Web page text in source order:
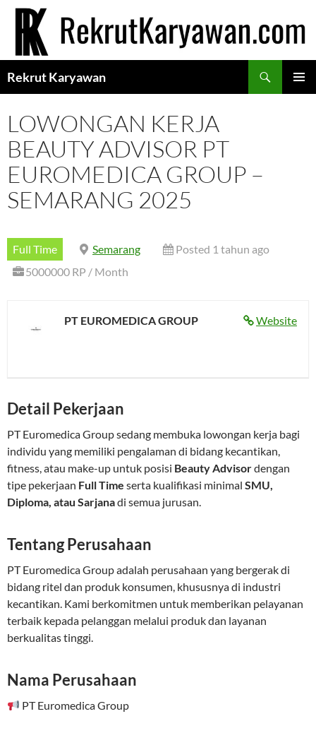
Langsung
Rekrut Karyawan
LOWONGAN KERJA
BEAUTY ADVISOR PT
EUROMEDICA GROUP –
SEMARANG 2025
Full Time Semarang
Posted 1 tahun ago
5000000 RP / Month
Website
PT EUROMEDICA GROUP
Detail Pekerjaan
PT Euromedica Group sedang membuka lowongan kerja bagi
individu yang memiliki pengalaman di bidang kecantikan,
fitness, atau make-up untuk posisi Beauty Advisordengan
tipe pekerjaan Full Time serta kualifikasi minimal SMU,
Diploma, atau Sarjanadi semua jurusan.
Tentang Perusahaan
PT Euromedica Group adalah perusahaan yang bergerak di
bidang ritel dan produk konsumen, khususnya di industri
kecantikan. Kami berkomitmen untuk memberikan pelayanan
terbaik kepada pelanggan melalui produk dan layanan
berkualitas tinggi.
Nama Perusahaan
PT Euromedica Group